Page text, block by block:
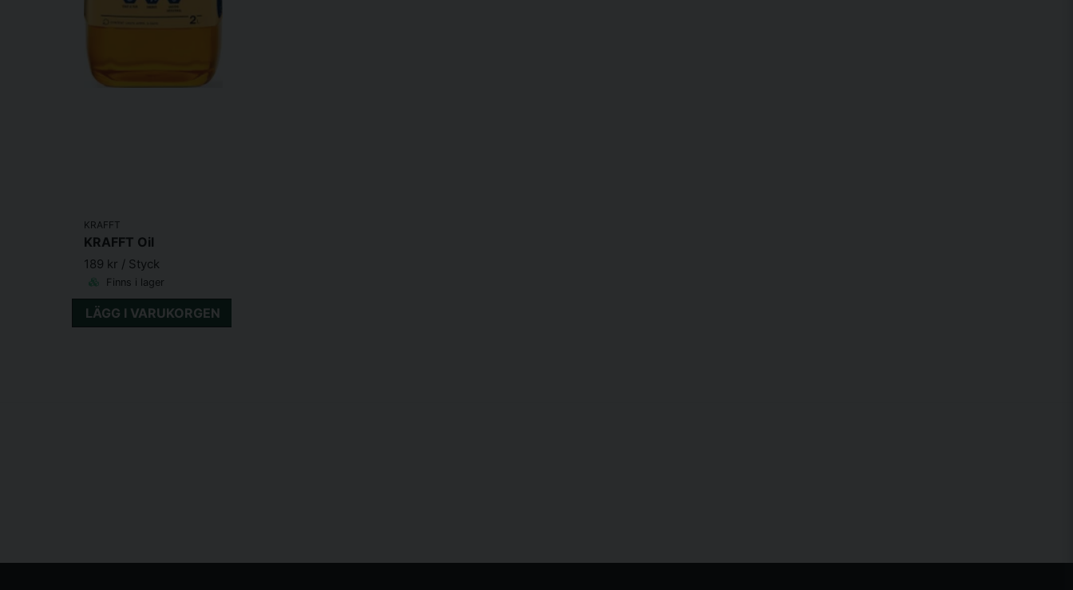
KRAFFT
KRAFFT Oil
189 kr / Styck
Finns i lager
LÄGG I VARUKORGEN